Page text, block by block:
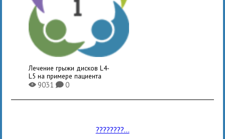
Лечение грыжи дисков L4-
L5 на примере пациента
X9031K0
????????...